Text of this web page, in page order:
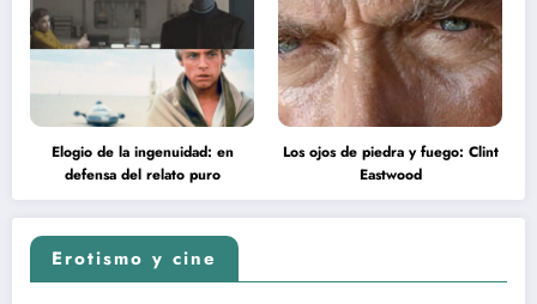
Elogio de la ingenuidad: en
defensa del relato puro
Los ojos de piedra y fuego: Clint
Eastwood
Erotismo y cine